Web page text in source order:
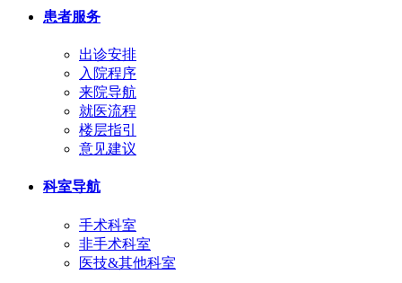
患者服务
出诊安排
入院程序
来院导航
就医流程
楼层指引
意见建议
科室导航
手术科室
非手术科室
医技&其他科室